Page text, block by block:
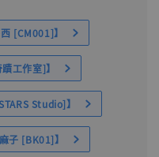
[CM001]】
工作室]】
Studio]】
子 [BK01]】